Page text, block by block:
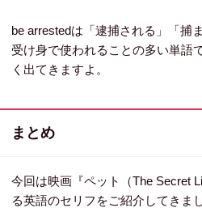
be arrestedは「逮捕される」「捕
受け身で使われることの多い単語
く出てきますよ。
まとめ
今回は映画『ペット（The Secret
る英語のセリフをご紹介してきま